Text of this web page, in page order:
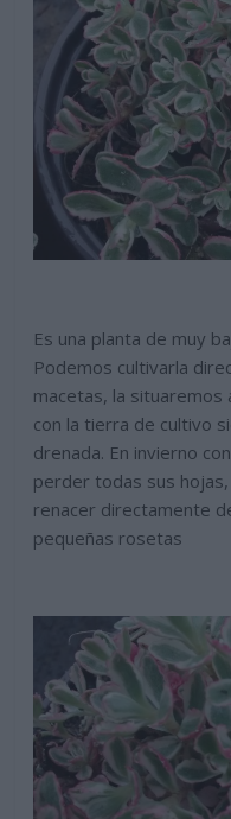
Es una planta de muy
Podemos cultivarla
macetas, la situaremos
con la tierra de cultivo
drenada. En invierno
perder todas sus
renacer directamente
pequeñas rosetas